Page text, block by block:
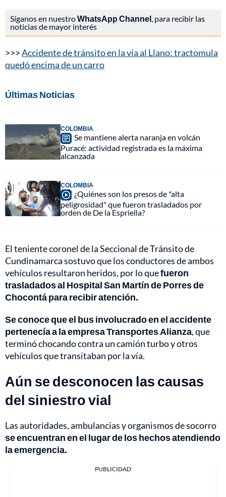
Síganos en nuestroWhatsApp Channel, para recibir las
noticias de mayor interés
>>>Accidente de tránsito en la vía al Llano: tractomula
quedó encima de un carro
Últimas Noticias
COLOMBIA
Se mantiene alerta naranja en volcán
Puracé: actividad registrada es la máxima
alcanzada
COLOMBIA
¿Quiénes son los presos de "alta
peligrosidad" que fueron trasladados por
orden de De la Espriella?
El teniente coronel de la Seccional de Tránsito de
Cundinamarca sostuvo que los conductores de ambos
vehículos resultaron heridos, por lo quefueron
trasladados al Hospital San Martín de Porres de
Chocontá para recibir atención.
Se conoce que el bus involucrado en el accidente
pertenecía a la empresa Transportes Alianza, que
terminó chocando contra un camión turbo y otros
vehículos que transitaban por la vía.
Aún se desconocen las causas
del siniestro vial
Las autoridades, ambulancias y organismos de socorro
se encuentran en el lugar de los hechos atendiendo
la emergencia.
PUBLICIDAD